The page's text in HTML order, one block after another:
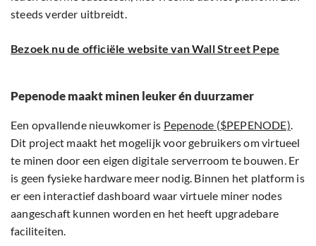
steeds verder uitbreidt.
Bezoek nu de officiële website van Wall Street Pepe
Pepenode maakt minen leuker én duurzamer
Een opvallende nieuwkomer is Pepenode ($PEPENODE).
Dit project maakt het mogelijk voor gebruikers om virtueel
te minen door een eigen digitale serverroom te bouwen. Er
is geen fysieke hardware meer nodig. Binnen het platform is
er een interactief dashboard waar virtuele miner nodes
aangeschaft kunnen worden en het heeft upgradebare
faciliteiten.